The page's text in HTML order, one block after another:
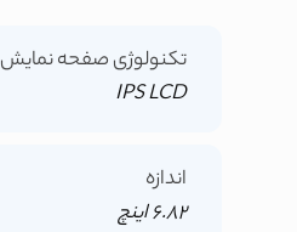
تکنولوژی صفحه نمایش
IPS LCD
اندازه
6.82 اینچ